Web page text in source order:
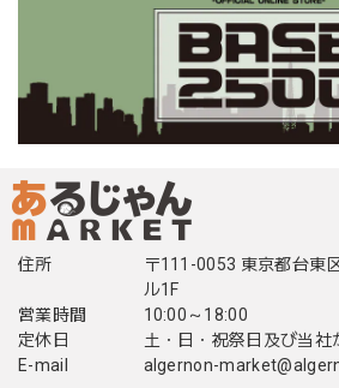
住所
〒111-0053 東京都台東
ル1F
営業時間
10:00～18:00
定休日
土・日・祝祭日及び当社
E-mail
algernon-